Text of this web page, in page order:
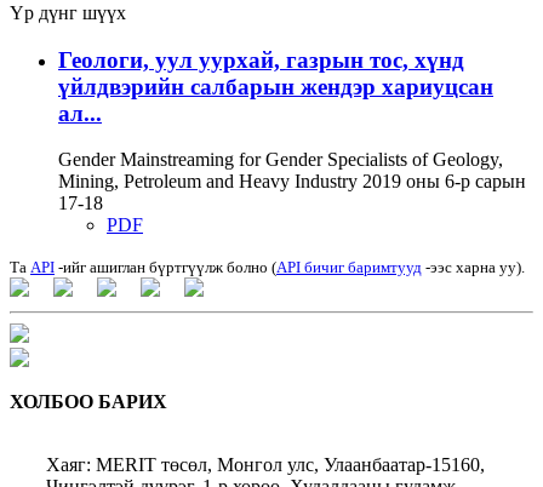
Үр дүнг шүүх
Геологи, уул уурхай, газрын тос, хүнд
үйлдвэрийн салбарын жендэр хариуцсан
ал...
Gender Mainstreaming for Gender Specialists of Geology,
Mining, Petroleum and Heavy Industry 2019 оны 6-р сарын
17-18
PDF
Та API -ийг ашиглан бүртгүүлж болно (API бичиг баримтууд -ээс харна уу).
ХОЛБОО БАРИХ
Хаяг: MERIT төсөл, Монгол улс, Улаанбаатар-15160,